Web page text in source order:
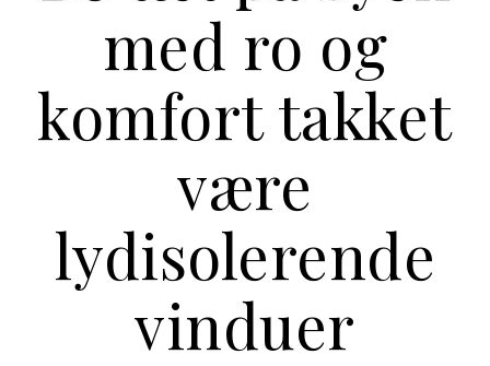
med ro og
komfort takket
være
lydisolerende
vinduer